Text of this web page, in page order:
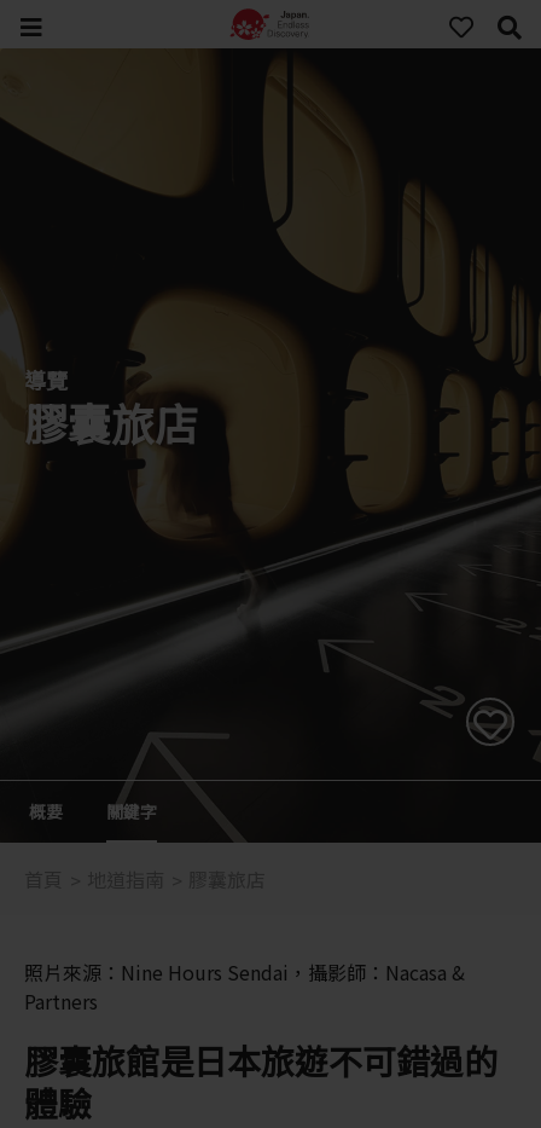
導覽
膠囊旅店
概要 關鍵字
照片來源：Nine Hours Sendai，攝影師：Nacasa &
Partners
膠囊旅館是日本旅遊不可錯過的
體驗